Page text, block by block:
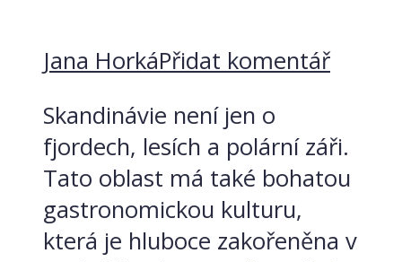
Jana HorkáPřidat komentář
Skandinávie není jen o
fjordech, lesích a polární záři.
Tato oblast má také bohatou
gastronomickou kulturu,
která je hluboce zakořeněna v